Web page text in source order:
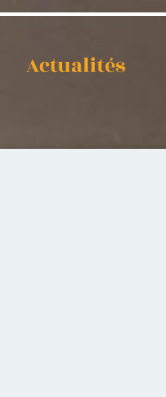
Actualités